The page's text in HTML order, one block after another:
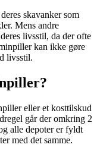
skavanker som
Mens andre
livsstil, da der ofte
kan ikke gøre
livsstil.
eller et kosttilskud
går der omkring 2
alle depoter er fyldt
med det samme.